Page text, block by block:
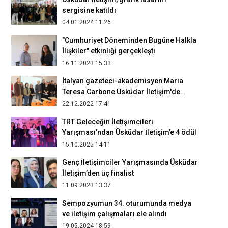
sergisine katıldı
04.01.2024 11:26
"Cumhuriyet Döneminden Bugüne Halkla
İlişkiler" etkinliği gerçekleşti
16.11.2023 15:33
İtalyan gazeteci-akademisyen Maria
Teresa Carbone Üsküdar İletişim'de
kültür gazeteciliğini anlattı
22.12.2022 17:41
TRT Geleceğin İletişimcileri
Yarışması’ndan Üsküdar İletişim’e 4 ödül
15.10.2025 14:11
Genç İletişimciler Yarışmasında Üsküdar
İletişim’den üç finalist
11.09.2023 13:37
Sempozyumun 34. oturumunda medya
ve iletişim çalışmaları ele alındı
19.05.2024 18:59